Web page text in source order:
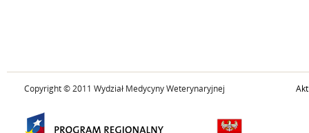
Copyright © 2011 Wydział Medycyny Weterynaryjnej